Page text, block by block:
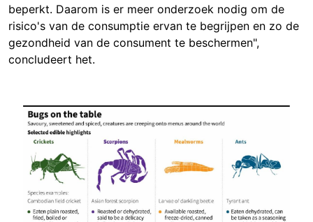
beperkt. Daarom is er meer onderzoek nodig om de
risico's van de consumptie ervan te begrijpen en zo de
gezondheid van de consument te beschermen",
concludeert het.
Image